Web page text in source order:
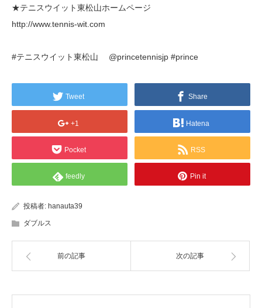
★テニスウイット東松山ホームページ
http://www.tennis-wit.com
#テニスウイット東松山 @princetennisjp #prince
Tweet Share
+1 Hatena
Pocket RSS
feedly Pin it
投稿者: hanauta39
ダブルス
前の記事 次の記事